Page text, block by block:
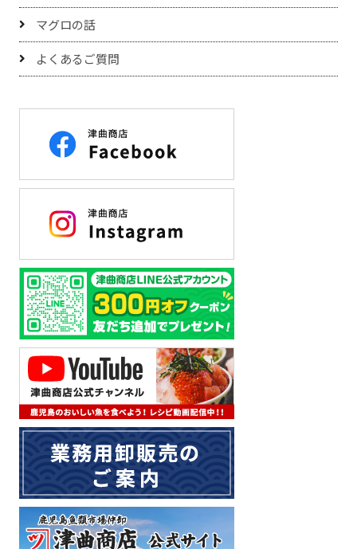
マグロの話
よくあるご質問